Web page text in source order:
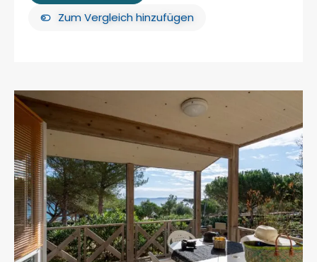
Zum Vergleich hinzufügen